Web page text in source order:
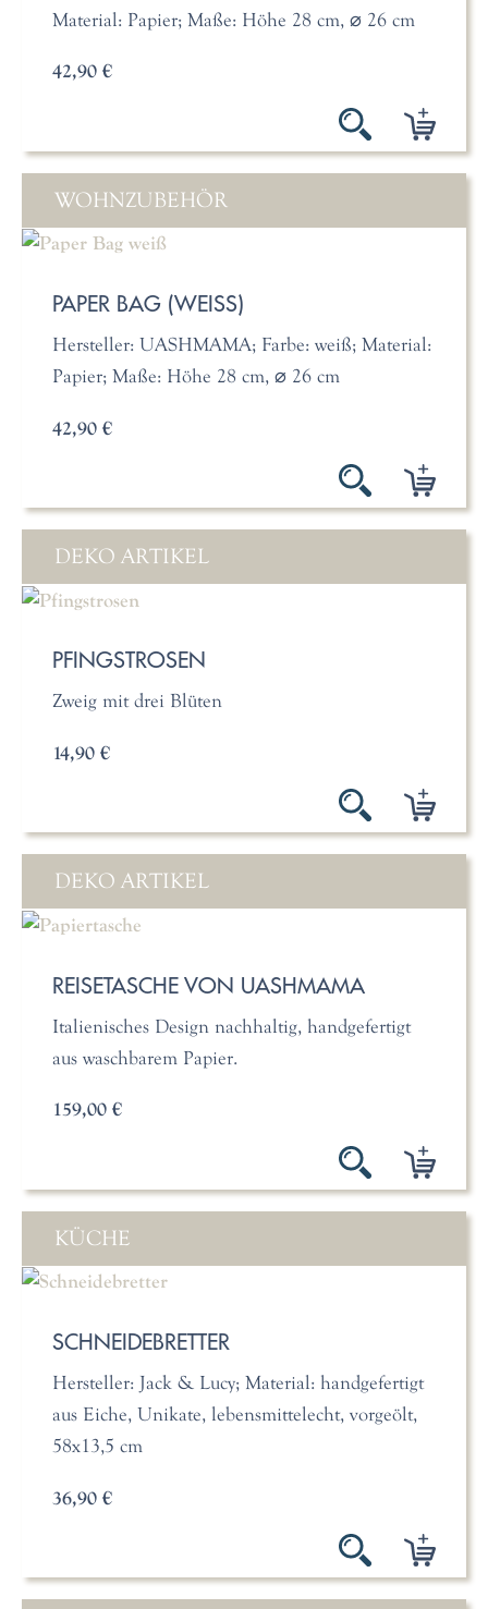
Material: Papier; Maße: Höhe 28 cm, ⌀ 26 cm
42,90 €
WOHNZUBEHÖR
PAPER BAG (WEISS)
Hersteller: UASHMAMA; Farbe: weiß; Material:
Papier; Maße: Höhe 28 cm, ⌀ 26 cm
42,90 €
DEKO ARTIKEL
PFINGSTROSEN
Zweig mit drei Blüten
14,90 €
DEKO ARTIKEL
REISETASCHE VON UASHMAMA
Italienisches Design nachhaltig, handgefertigt
aus waschbarem Papier.
159,00 €
KÜCHE
SCHNEIDEBRETTER
Hersteller: Jack & Lucy; Material: handgefertigt
aus Eiche, Unikate, lebensmittelecht, vorgeölt,
58x13,5 cm
36,90 €